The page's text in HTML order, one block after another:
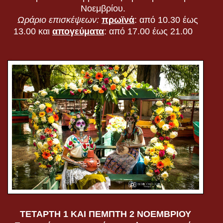
Νοεμβρίου.
Ωράριο επισκέψεων: πρωϊνά: από 10.30 έως
13.00 και απογεύματα: από 17.00 έως 21.00
ΤΕΤΑΡΤΗ 1 ΚΑΙ ΠΕΜΠΤΗ 2 ΝΟΕΜΒΡΙΟΥ